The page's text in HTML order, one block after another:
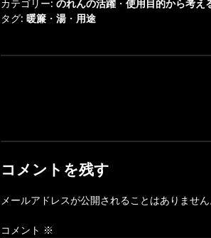
カテゴリー:のれんの活躍 ・使用目的から考え
タグ: 暖簾 ・湯・ 用途
ナ
ビ
ゲ
ー
コメントを残す
メールアドレスが公開されることはありません
コメント ※